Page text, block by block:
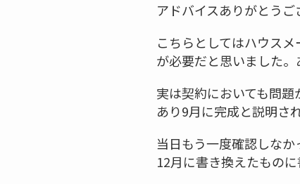
アドバイスありがとうご
こちらとしてはハウス
が必要だと思いました。
実は契約においても問
あり9月に完成と説明さ
当日もう一度確認しな
12月に書き換えたもの